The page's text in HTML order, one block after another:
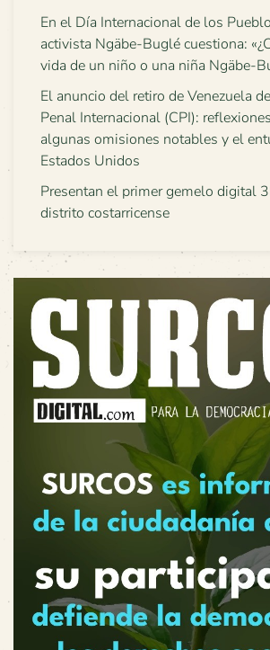
En el Día Internacional de los
activista Ngäbe-Buglé cuestiona:
vida de un niño o una niña Ngäbe-
El anuncio del retiro de Venezuela
Penal Internacional (CPI):
algunas omisiones notables y el
Estados Unidos
Presentan el primer gemelo digital
distrito costarricense